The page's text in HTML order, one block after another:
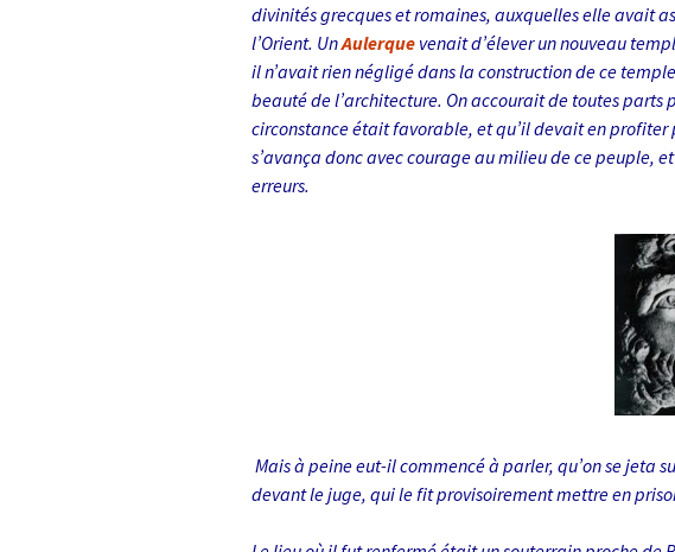
divinités grecques et romaines, auxquelles elle avait
l’Orient. UnAulerque venait d’élever un nouveau
il n’avait rien négligé dans la construction de ce
beauté de l’architecture. On accourait de toutes parts
circonstance était favorable, et qu’il devait en profiter
s’avança donc avec courage au milieu de ce peuple,
erreurs.
Mais à peine eut-il commencé à parler, qu’on se jeta
devant le juge, qui le fit provisoirement mettre en